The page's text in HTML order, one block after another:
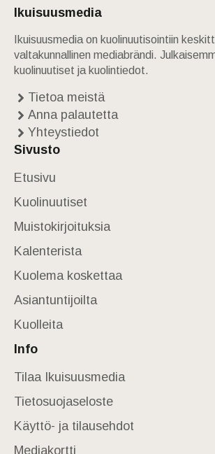
Ikuisuusmedia
Ikuisuusmedia on kuolinuutisointiin
valtakunnallinen mediabrändi.
kuolinuutiset ja kuolintiedot.
Tietoa meistä
Anna palautetta
Yhteystiedot
Sivusto
Etusivu
Kuolinuutiset
Muistokirjoituksia
Kalenterista
Kuolema koskettaa
Asiantuntijoilta
Kuolleita
Info
Tilaa Ikuisuusmedia
Tietosuojaseloste
Käyttö- ja tilausehdot
Mediakortti